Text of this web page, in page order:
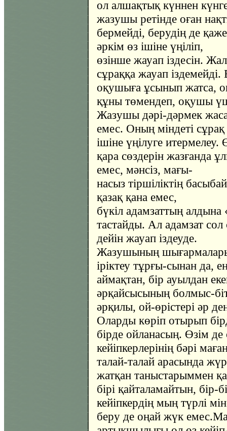
ол алшақтық күннен
жазушы ретінде оған
бермейді, берудің де
әркім өз ішіне үңіліп,
өзінше жауап іздесін.
сұраққа жауап
оқушыға ұсынып жатса,
құны төмендеп, оқушы
Жазушы дәрі-дәрмек
емес. Оның міндеті
ішіне үңілуге итермелеу.
қара сөздерін жазғанда
емес, мәнсіз, мағы-
насыз тіршіліктің
қазақ қана емес,
бүкіл адамзаттың алдына
тастайды. Ал адамзат сол
дейін жауап іздеуде.
Жазушының
іріктеу тұрғы-сынан да, ең
аймақтан, бір ауылдан
әрқайсысының болмыс-
әрқилы, ой-өрістері әр
Оларды көріп отырып
бірде ойланасың. Өзім
кейіпкерлерінің бәрі
талай-талай арасында
жатқан таныстарыммен
бірі қайталамайтын,
кейіпкердің мың түрлі
беру де оңай жүк